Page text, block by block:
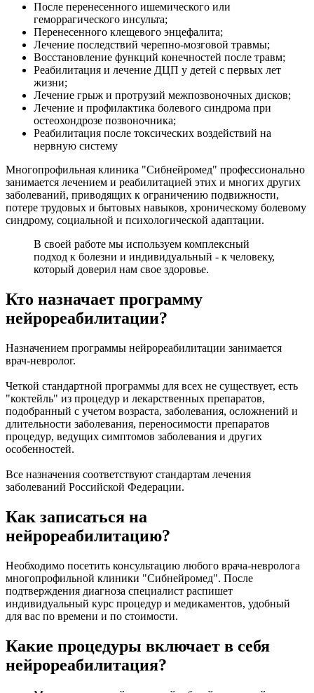
После перенесенного ишемического или
геморрагического инсульта;
Перенесенного клещевого энцефалита;
Лечение последствий черепно-мозговой травмы;
Восстановление функций конечностей после травм;
Реабилитация и лечение ДЦП у детей с первых лет
жизни;
Лечение грыж и протрузий межпозвоночных дисков;
Лечение и профилактика болевого синдрома при
остеохондрозе позвоночника;
Реабилитация после токсических воздействий на
нервную систему
Многопрофильная клиника "Сибнейромед" профессионально
занимается лечением и реабилитацией этих и многих других
заболеваний, приводящих к ограничению подвижности,
потере трудовых и бытовых навыков, хроническому болевому
синдрому, социальной и психологической адаптации.
В своей работе мы используем комплексный
подход к болезни и индивидуальный - к человеку,
который доверил нам свое здоровье.
Кто назначает программу
нейрореабилитации?
Назначением программы нейрореабилитации занимается
врач-невролог.
Четкой стандартной программы для всех не существует, есть
"коктейль" из процедур и лекарственных препаратов,
подобранный с учетом возраста, заболевания, осложнений и
длительности заболевания, переносимости препаратов
процедур, ведущих симптомов заболевания и других
особенностей.
Все назначения соответствуют стандартам лечения
заболеваний Российской Федерации.
Как записаться на
нейрореабилитацию?
Необходимо посетить консультацию любого врача-невролога
многопрофильной клиники "Сибнейромед". После
подтверждения диагноза специалист распишет
индивидуальный курс процедур и медикаментов, удобный
для вас по времени и по стоимости.
Какие процедуры включает в себя
нейрореабилитация?